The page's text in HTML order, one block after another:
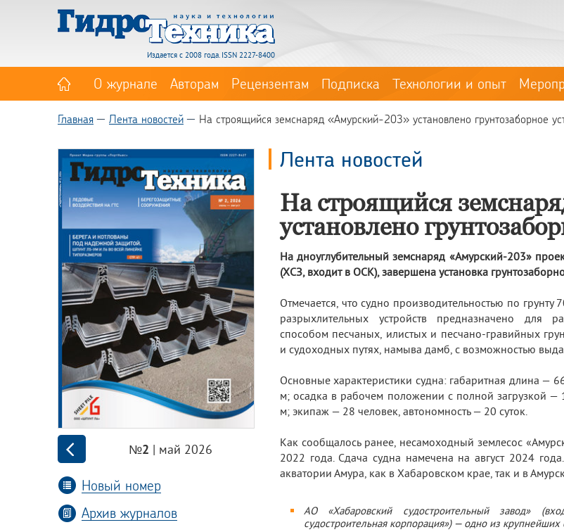
Издается с 2008 года. ISSN 2227-8400
О журнале Авторам Рецензентам Подписка Технологии и опыт
Главная Лента новостей На строящийся земснаряд «Амурский-203» установлено грунтозаборное
№2 | май 2026
Новый номер
Архив журналов
Лента новостей
На строящийся
установлено
На дноуглубительный земснаряд «Амурский-203»
(ХСЗ, входит в ОСК), завершена установка
Отмечается, что судно производительностью по
разрыхлительных устройств предназначено для
способом песчаных, илистых и песчано-гравийных
и судоходных путях, намыва дамб, с возможностью
Основные характеристики судна: габаритная длина —
м; осадка в рабочем положении с полной загрузкой
м; экипаж — 28 человек, автономность — 20 суток.
Как сообщалось ранее, несамоходный землесос
2022 года. Сдача судна намечена на август 2024
акватории Амура, как в Хабаровском крае, так и в
АО «Хабаровский судостроительный завод»
судостроительная корпорация») — одно из